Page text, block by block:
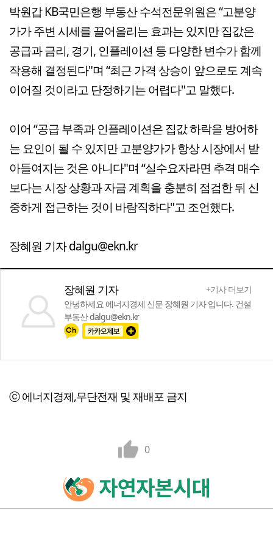
박원갑 KB국민은행 부동산 수석전문위원은 “고분양
가가 주변 시세를 끌어올리는 효과는 있지만 집값은
공급과 금리, 경기, 인플레이션 등 다양한 변수가 함께
작용해 결정된다"며 “최근 가격 상승이 앞으로도 계속
이어질 것이라고 단정하기는 어렵다"고 말했다.
이어 “공급 부족과 인플레이션은 집값 하락을 방어하
는 요인이 될 수 있지만 고분양가가 항상 시장에서 받
아들여지는 것은 아니다"며 “실수요자라면 추격 매수
보다는 시장 상황과 자금 계획을 충분히 점검한 뒤 신
중하게 접근하는 것이 바람직하다"고 조언했다.
장혜원 기자 dalgu@ekn.kr
장혜원 기자
+기사 더보기
안녕하세요 에너지경제 신문 장혜원 기자 입니다. 건설
부동산 dalgu@ekn.kr
ⓒ 에너지경제,무단전재 및 재배포 금지
0